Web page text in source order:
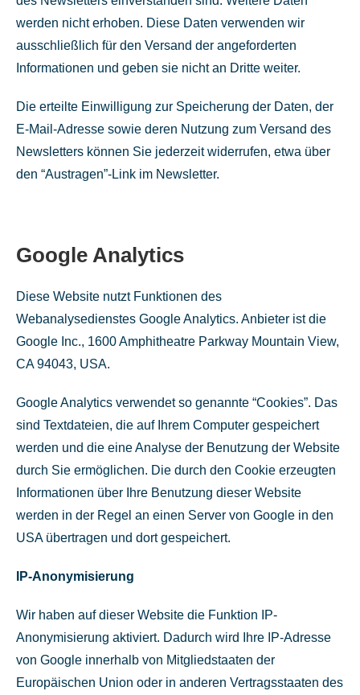
werden nicht erhoben. Diese Daten verwenden wir
ausschließlich für den Versand der angeforderten
Informationen und geben sie nicht an Dritte weiter.
Die erteilte Einwilligung zur Speicherung der Daten, der
E-Mail-Adresse sowie deren Nutzung zum Versand des
Newsletters können Sie jederzeit widerrufen, etwa über
den “Austragen”-Link im Newsletter.
Google Analytics
Diese Website nutzt Funktionen des
Webanalysedienstes Google Analytics. Anbieter ist die
Google Inc., 1600 Amphitheatre Parkway Mountain View,
CA 94043, USA.
Google Analytics verwendet so genannte “Cookies”. Das
sind Textdateien, die auf Ihrem Computer gespeichert
werden und die eine Analyse der Benutzung der Website
durch Sie ermöglichen. Die durch den Cookie erzeugten
Informationen über Ihre Benutzung dieser Website
werden in der Regel an einen Server von Google in den
USA übertragen und dort gespeichert.
IP-Anonymisierung
Wir haben auf dieser Website die Funktion IP-
Anonymisierung aktiviert. Dadurch wird Ihre IP-Adresse
von Google innerhalb von Mitgliedstaaten der
Europäischen Union oder in anderen Vertragsstaaten des